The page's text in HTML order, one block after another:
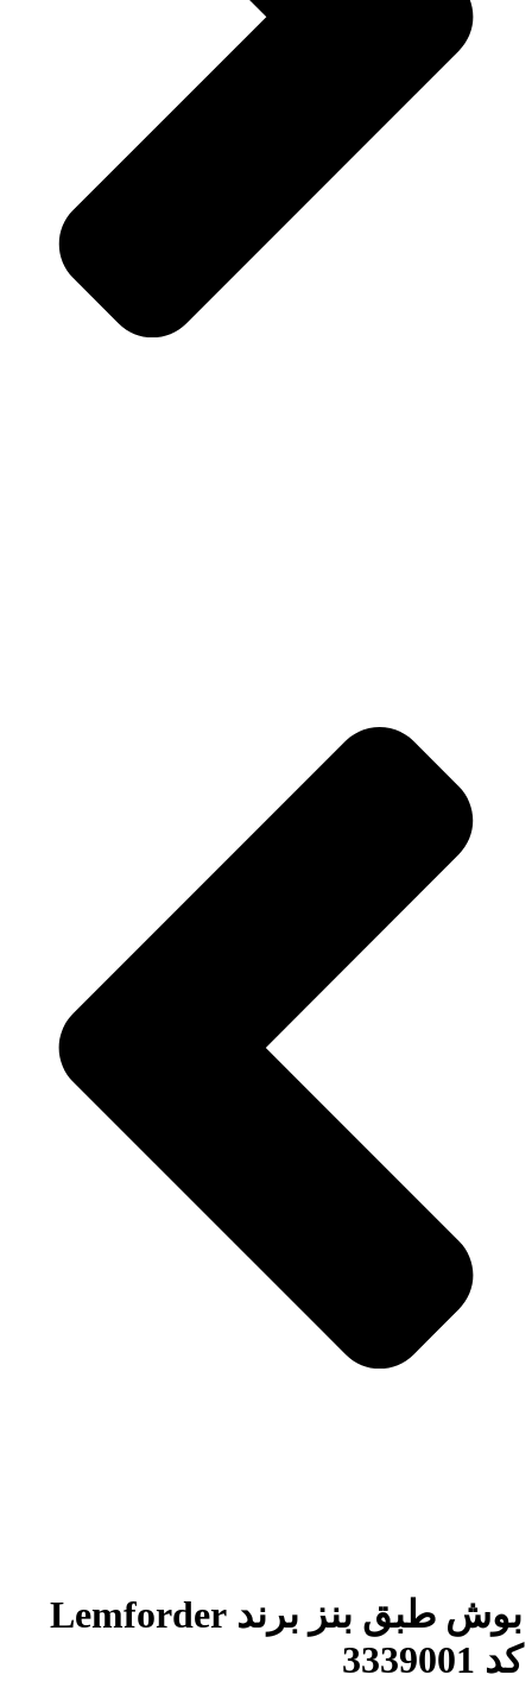
بوش طبق بنز برند Lemforder
کد 3339001